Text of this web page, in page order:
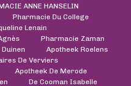
ANNE HANSELIN
Pharmacie Du College
Lenain
Pharmacie Zaman
Apotheek Roelens
De Verviers
Apotheek De Merode
De Cooman Isabelle